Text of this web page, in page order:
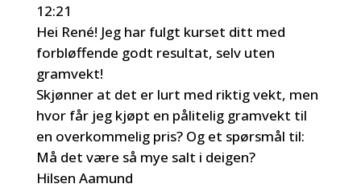
12:21
Hei René! Jeg har fulgt kurset ditt med
forbløffende godt resultat, selv uten
gramvekt!
Skjønner at det er lurt med riktig vekt, men
hvor får jeg kjøpt en pålitelig gramvekt til
en overkommelig pris? Og et spørsmål til:
Må det være så mye salt i deigen?
Hilsen Aamund